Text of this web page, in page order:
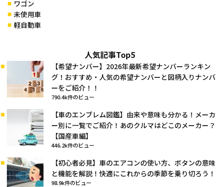
ワゴン
未使用車
軽自動車
人気記事Top5
【希望ナンバー】2026年最新希望ナンバーランキン
グ！おすすめ・人気の希望ナンバーと図柄入りナンバ
ーをご紹介！！
790.4k件のビュー
【車のエンブレム図鑑】由来や意味も分かる！メーカ
ー別に一覧でご紹介！あのクルマはどこのメーカー？
【国産車編】
446.2k件のビュー
【初心者必見】車のエアコンの使い方、ボタンの意味
と機能を解説！快適にこれからの季節を乗り切ろう！
98.9k件のビュー